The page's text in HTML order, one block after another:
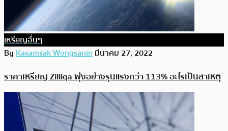
เหรียญอื่นๆ
ByKasamsak Wongsaninมีนาคม 27, 2022
ราคาเหรียญ Zilliqa พุ่งอย่างรุนแรงกว่า 113% อะไรเป็นสาเหตุ